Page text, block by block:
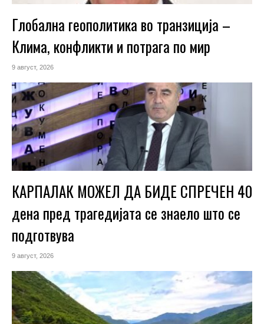
Глобална геополитика во транзиција –
Клима, конфликти и потрага по мир
9 август, 2026
КАРПАЛАК МОЖЕЛ ДА БИДЕ СПРЕЧЕН 40
дена пред трагедијата се знаело што се
подготвува
9 август, 2026